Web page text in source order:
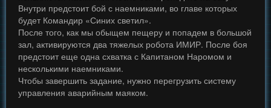
Внутри предстоит бой с наемниками, во главе которых
будет Командир «Синих светил».
После того, как мы обыщем пещеру и попадем в большой
зал, активируются два тяжелых робота ИМИР. После боя
предстоит еще одна схватка с Капитаном Наромом и
несколькими наемниками.
Чтобы завершить задание, нужно перегрузить систему
управления аварийным маяком.